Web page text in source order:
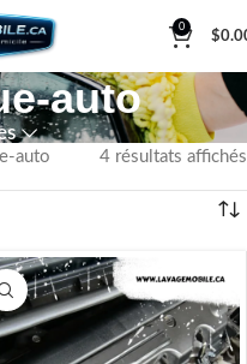
0
$
auto
auto 4 résultats affichés